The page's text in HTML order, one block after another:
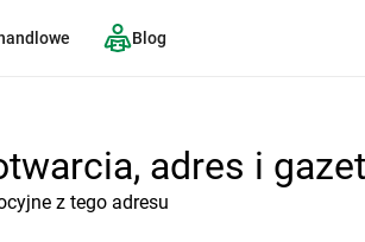
Blog
adres i
z tego adresu